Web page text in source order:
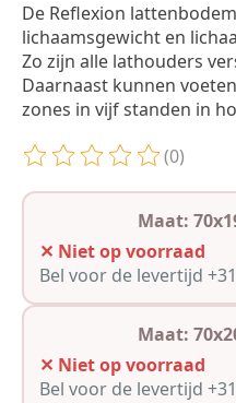
De Reflexion
lichaamsgewicht en
Zo zijn alle lathouders
Daarnaast kunnen
zones in vijf standen in
De beoordeling van dit
(0)
Maat:
✕ Niet op voorraad
Bel voor de levertijd
Maat:
✕ Niet op voorraad
Bel voor de levertijd